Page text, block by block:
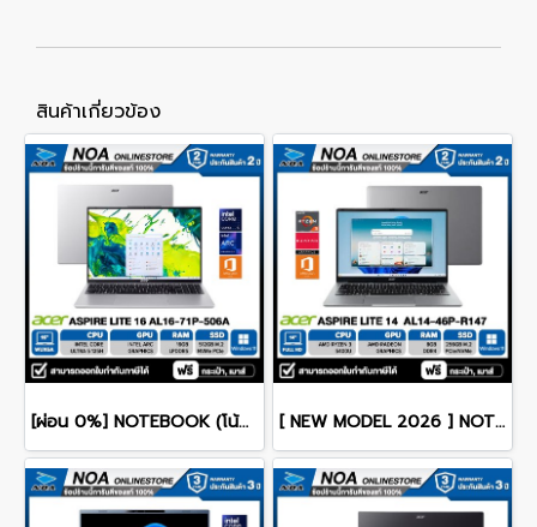
สินค้าเกี่ยวข้อง
[ผ่อน 0%] NOTEBOOK (โน้ตบุ๊ค) ACER ASPIRE LITE 16 AL16-71P-506A 16" WUXGA/CORE 5 125H/RAM 16GB/SSD 512GB/RWINDOWS 11+MS OFFICE รับประกันศูนย์ไทย 2ปี [ NEW MODEL 2026 ] NOTEBOOK (โน๊ตบุ๊ค) ACER ASPIRE LITE 14 AL14-46P-R147 14" FHD/RYZEN 3 5400U/8GB/SSD 256GB/WINDOWS 11+MS OFFICE รับประกันซ่อมฟรีถึงบ้าน 2ปี